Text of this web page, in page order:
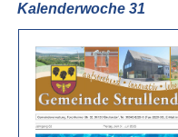
Kalenderwoche 31